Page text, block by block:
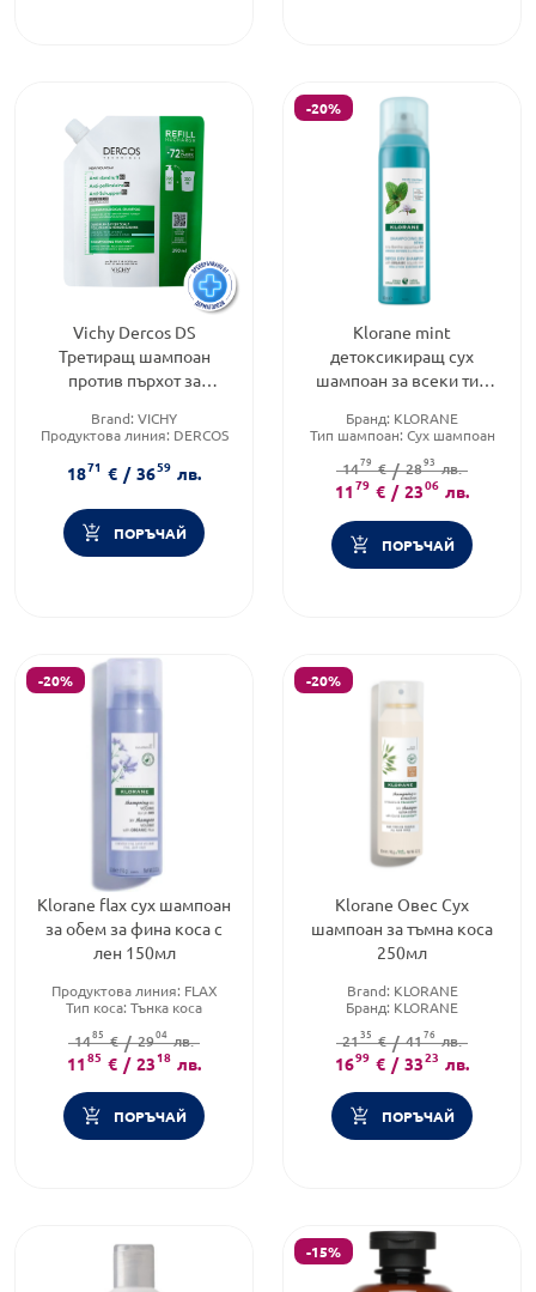
Vichy Dercos DS
Третиращ шампоан
против пърхот за
рефил 390мл 902830
Brand: VICHY
Продуктова линия: DERCOS
1871 € / 3659 лв.
ПОРЪЧАЙ
-20%
Klorane mint
детоксикиращ сух
шампоан за всеки тип
мента 150мл
Бранд: KLORANE
Тип шампоан: Сух шампоан
1479 € / 2893 лв.
1179 € / 2306 лв.
ПОРЪЧАЙ
-20%
Klorane flax сух шампоан
за обем за фина коса с
лен 150мл
Продуктова линия: FLAX
Тип коса: Тънка коса
1485 € / 2904лв.
1185 € / 2318 лв.
ПОРЪЧАЙ
-20%
Klorane Овес Сух
шампоан за тъмна коса
250мл
Brand: KLORANE
Бранд: KLORANE
коса
2135 € / 4176 лв.
1699 € / 3323 лв.
ПОРЪЧАЙ
-15%